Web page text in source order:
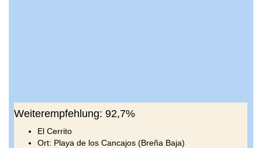
Weiterempfehlung: 92,7%
El Cerrito
Ort: Playa de los Cancajos (Breña Baja)